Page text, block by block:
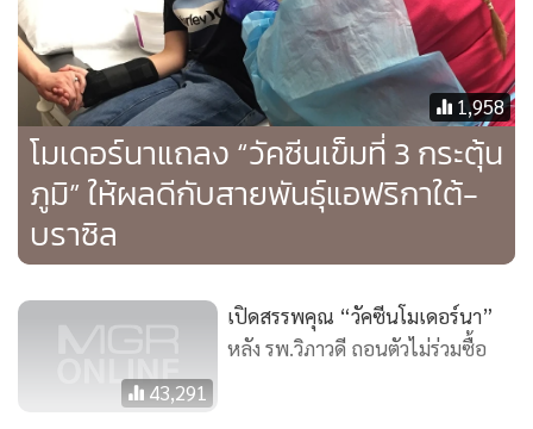
ระบาดอย่างกว้างขวางอย่างน่าวิตก
อย่างไรก็ตาม ที่ผ่านมา องค์การอนามัยโลกขึ้นบัญชี B.1.617 ใน
ฐานะตัวกลายพันธุ์ที่น่าสนใจ แต่ยังไม่ได้ประกาศว่ามันเป็น “ตัว
กลายพันธุ์ที่น่ากังวล” จนกระทั่งล่าสุด
เวลานี้ B.1.617 ถูกเพิ่มเติมเข้าไปในบัญชีตัวกลายพันธุ์ที่น่ากังวล
ร่วมกับตัวกลายพันธุ์โควิด-19 อื่นๆ อีก 3 ตัว ประกอบด้วยตัวที่
ตัวกลายพันธุ์เหล่านี้ถูกมองว่ามีความอันตรายมากกว่าไวรัสตัว
ดั้งเดิม ทั้งแพร่กระจายเชื้อง่ายกว่า มีความรุนแรงกว่าและ
1,958
โมเดอร์นาแถลง “วัคซีนเข็มที่ 3 กระตุ้น
ภูมิ” ให้ผลดีกับสายพันธุ์แอฟริกาใต้-
บราซิล
43,291
เปิดสรรพคุณ “วัคซีนโมเดอร์นา”
หลัง รพ.วิภาวดี ถอนตัวไม่ร่วมซื้อ